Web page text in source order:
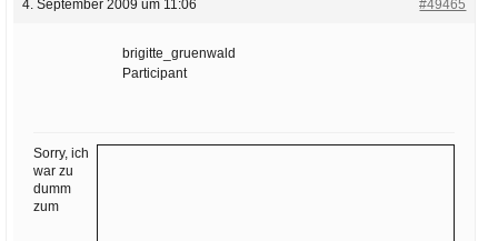
4. September 2009 um 11:06 #49465
brigitte_gruenwald
Participant
Sorry, ich
war zu
dumm
zum
GMail, Thunderbird
KuNoMail, usw.
E-Mail